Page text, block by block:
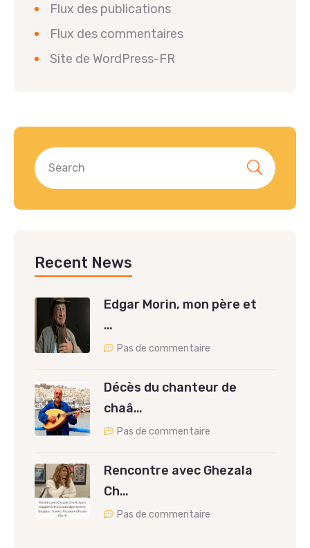
Flux des publications
Flux des commentaires
Site de WordPress-FR
Recent News
Edgar Morin, mon père et
…
Pas de commentaire
Décès du chanteur de
chaâ…
Pas de commentaire
Rencontre avec Ghezala
Ch…
Pas de commentaire